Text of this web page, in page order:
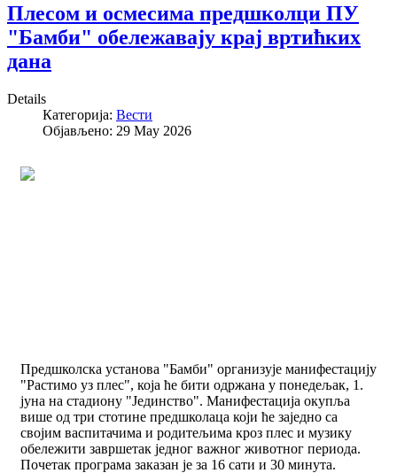
Плесом и осмесима предшколци ПУ
"Бамби" обележавају крај вртићких
дана
Details
Категорија: Вести
Објављено: 29 May 2026
Предшколска установа "Бамби" организује манифестацију
"Растимо уз плес", која ће бити одржана у понедељак, 1.
јуна на стадиону "Јединство". Манифестација окупља
више од три стотине предшколаца који ће заједно са
својим васпитачима и родитељима кроз плес и музику
обележити завршетак једног важног животног периода.
Почетак програма заказан је за 16 сати и 30 минута.